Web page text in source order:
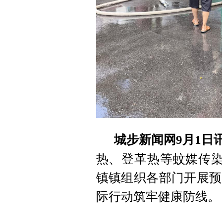
城步新闻网9月1日
热、登革热等蚊媒传
镇镇组织各部门开展
际行动筑牢健康防线。